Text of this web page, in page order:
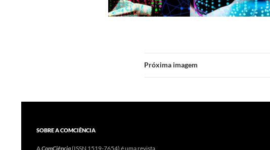
Próxima imagem
SOBRE A COMCIÊNCIA
AComCiência(ISSN 1519-7654) é uma revista